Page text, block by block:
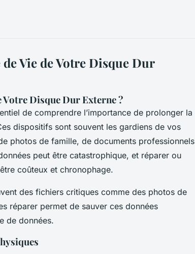
Vie de Votre Disque Dur
Disque Dur Externe ?
de comprendre l’importance de prolonger la
dispositifs sont souvent les gardiens de vos
photos de famille, de documents professionnels
peut être catastrophique, et réparer ou
coûteux et chronophage.
des fichiers critiques comme des photos de
réparer permet de sauver ces données
de données.